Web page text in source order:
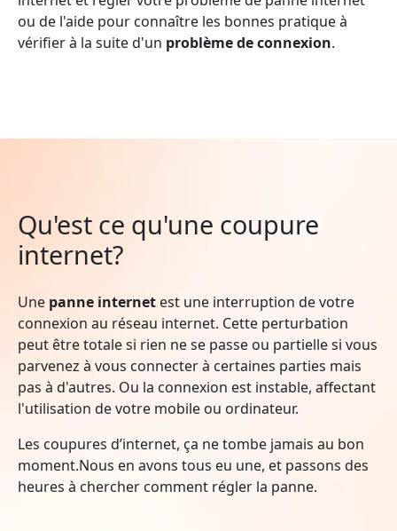
ou de l'aide pour connaître les bonnes pratique à
vérifier à la suite d'un problème de connexion.
Qu'est ce qu'une coupure
internet?
Une panne internet est une interruption de votre
connexion au réseau internet. Cette perturbation
peut être totale si rien ne se passe ou partielle si vous
parvenez à vous connecter à certaines parties mais
pas à d'autres. Ou la connexion est instable, affectant
l'utilisation de votre mobile ou ordinateur.
Les coupures d’internet, ça ne tombe jamais au bon
moment.Nous en avons tous eu une, et passons des
heures à chercher comment régler la panne.